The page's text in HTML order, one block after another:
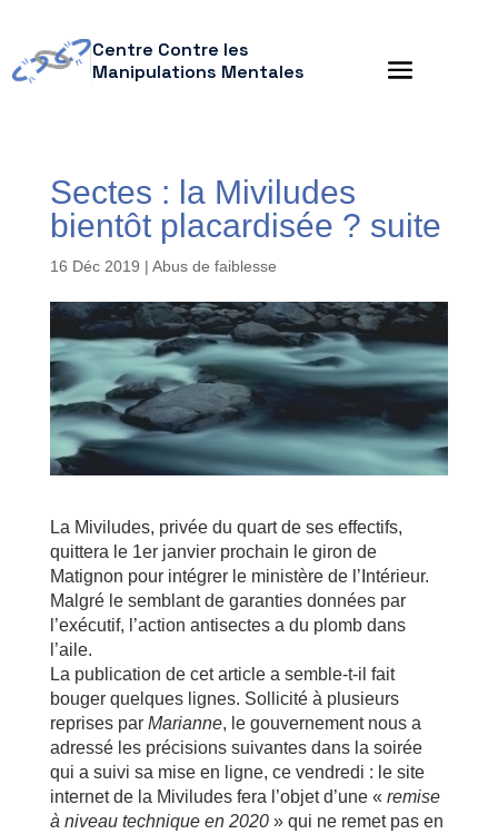
Centre Contre les
Manipulations Mentales
Sectes : la Miviludes
bientôt placardisée ? suite
16 Déc 2019 | Abus de faiblesse
La Miviludes, privée du quart de ses effectifs,
quittera le 1er janvier prochain le giron de
Matignon pour intégrer le ministère de l’Intérieur.
Malgré le semblant de garanties données par
l’exécutif, l’action antisectes a du plomb dans
l’aile.
La publication de cet article a semble-t-il fait
bouger quelques lignes. Sollicité à plusieurs
reprises par Marianne, le gouvernement nous a
adressé les précisions suivantes dans la soirée
qui a suivi sa mise en ligne, ce vendredi : le site
internet de la Miviludes fera l’objet d’une « remise
à niveau technique en 2020» qui ne remet pas en